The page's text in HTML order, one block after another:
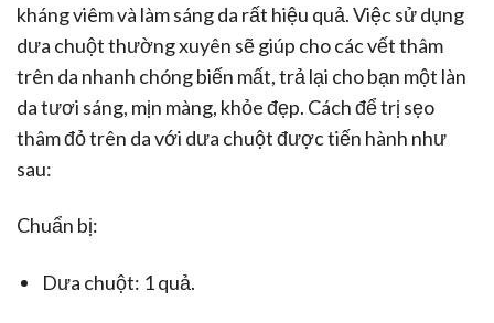
kháng viêm và làm sáng da rất hiệu quả. Việc sử dụng
dưa chuột thường xuyên sẽ giúp cho các vết thâm
trên da nhanh chóng biến mất, trả lại cho bạn một làn
da tươi sáng, mịn màng, khỏe đẹp. Cách để trị sẹo
thâm đỏ trên da với dưa chuột được tiến hành như
sau:
Chuẩn bị:
Dưa chuột: 1 quả.